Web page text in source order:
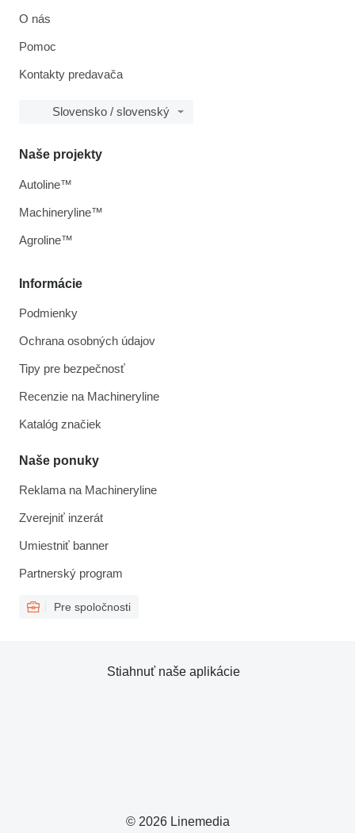
O nás
Pomoc
Kontakty predavača
Slovensko / slovenský
Informácie
Podmienky
Ochrana osobných údajov
Tipy pre bezpečnosť
Recenzie na Machineryline
Katalóg značiek
Naše ponuky
Reklama na Machineryline
Zverejniť inzerát
Umiestniť banner
Partnerský program
Pre spoločnosti
Naše projekty
Autoline™
Machineryline™
Agroline™
© 2026 Linemedia
Stiahnuť naše aplikácie